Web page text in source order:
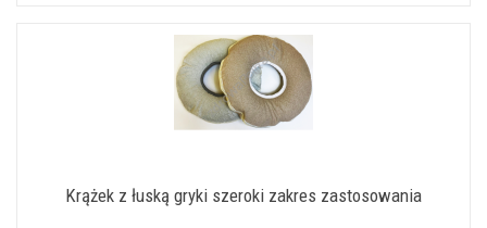
Krążek z łuską gryki szeroki zakres zastosowania